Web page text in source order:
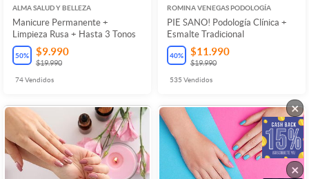
ALMA SALUD Y BELLEZA
Manicure Permanente +
Limpieza Rusa + Hasta 3 Tonos
50% $9.990
$19.990
74Vendidos
ROMINA VENEGAS PODOLOGÍA
PIE SANO! Podología Clínica +
Esmalte Tradicional
40% $11.990
$19.990
535 Vendidos
×
×